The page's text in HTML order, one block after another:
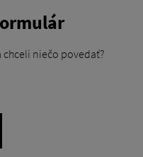
chceli niečo povedať?